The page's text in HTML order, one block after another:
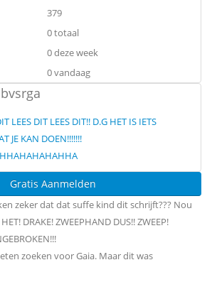
379
0 totaal
0 deze week
0 vandaag
LEES DIT LEES DIT!! D.G HET IS IETS
JE KAN DOEN!!!!!!!
Gratis Aanmelden
zeker dat dat suffe kind dit schrijft??? Nou
DRAKE! ZWEEPHAND DUS!! ZWEEP!
zoeken voor Gaia. Maar dit was